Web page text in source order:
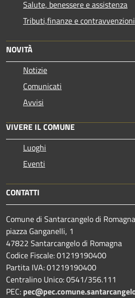
Salute, benessere e assistenza
Tributi,finanze e contravvenzioni
NOVITÀ
Notizie
Comunicati
Avvisi
VIVERE IL COMUNE
Luoghi
Eventi
CONTATTI
Comune di Santarcangelo di Romagna
piazza Ganganelli, 1
47822 Santarcangelo di Romagna
Codice Fiscale: 01219190400
Partita IVA: 01219190400
Centralino Unico: 0541/356.111
PEC: